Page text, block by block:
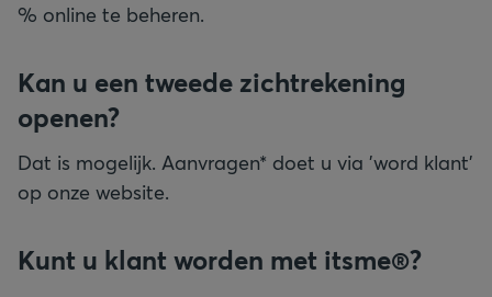
% online te beheren.
Kan u een tweede zichtrekening
openen?
Dat is mogelijk. Aanvragen* doet u via 'word klant'
op onze website.
Kunt u klant worden met itsme®?